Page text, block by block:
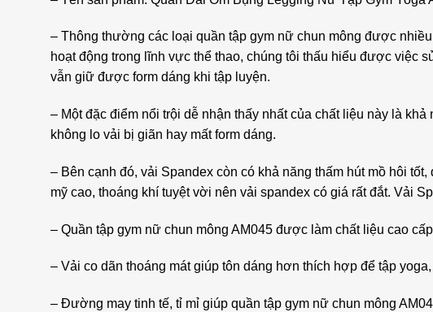
– Thông thường các loại quần tập gym nữ chun mông được
hoạt động trong lĩnh vực thể thao, chúng tôi thấu hiểu được việc
vẫn giữ được form dáng khi tập luyện.
– Một đặc điểm nổi trội dễ nhận thấy nhất của chất liệu này là
không lo vải bị giãn hay mất form dáng.
– Bên cạnh đó, vải Spandex còn có khả năng thấm hút mồ hôi
mỹ cao, thoáng khí tuyệt vời nên vải spandex có giá rất đắt. Vải
– Quần tập gym nữ chun mông AM045 được làm chất liệu cao
– Vải co dãn thoáng mát giúp tôn dáng hơn thích hợp để tập
– Đường may tinh tế, tỉ mỉ giúp quần tập gym nữ chun mông